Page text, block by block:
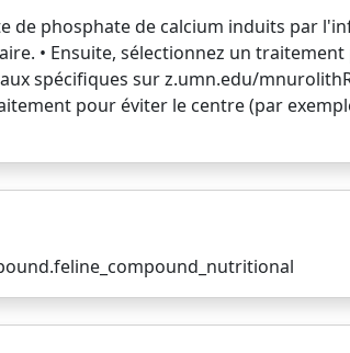
de phosphate de calcium induits par
• Ensuite, sélectionnez un
spécifiques sur z.umn.edu/
pour éviter le centre (par